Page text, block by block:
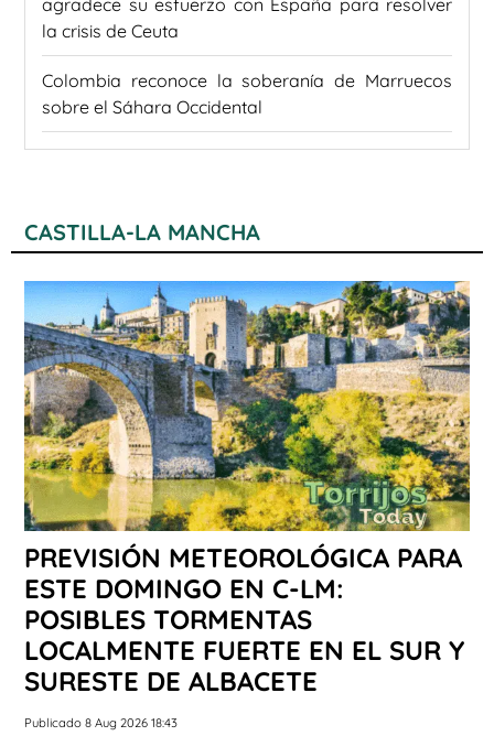
la crisis de Ceuta
Colombia reconoce la soberanía de Marruecos
sobre el Sáhara Occidental
CASTILLA-LA MANCHA
PREVISIÓN METEOROLÓGICA PARA
ESTE DOMINGO EN C-LM:
POSIBLES TORMENTAS
LOCALMENTE FUERTE EN EL SUR Y
SURESTE DE ALBACETE
Publicado 8 Aug 2026 18:43